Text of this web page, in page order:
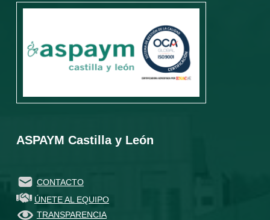
ASPAYM Castilla y León
CONTACTO
ÚNETE AL EQUIPO
TRANSPARENCIA